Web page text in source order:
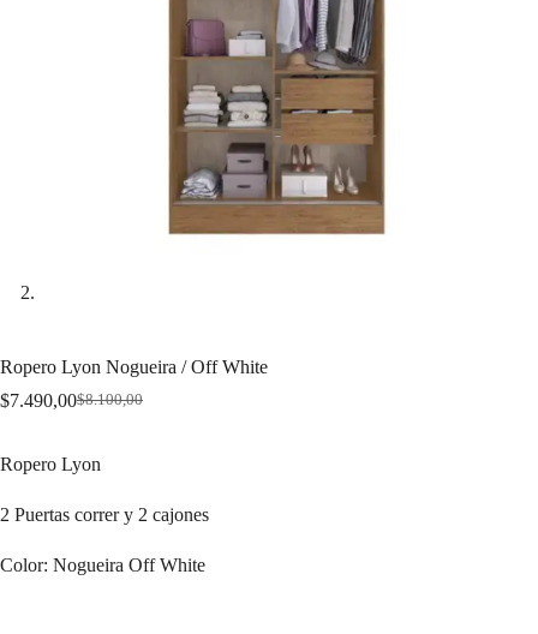
Ropero Lyon Nogueira / Off White
$8.100,00
Original
$8.100,00.
$7.490,00Current
$7.490,00.
Ropero Lyon
2 Puertas correr y 2 cajones
Color: Nogueira Off White